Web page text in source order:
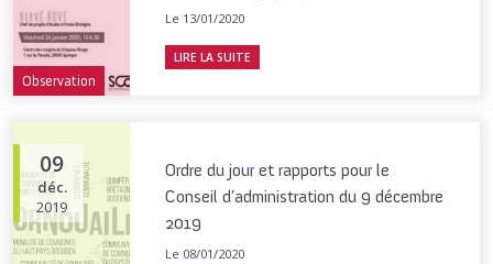
Observation
Le 13/01/2020
LIRE LA SUITE
09
déc.
2019
Ordre du jour et rapports pour le
Conseil d’administration du 9 décembre
2019
Le 08/01/2020